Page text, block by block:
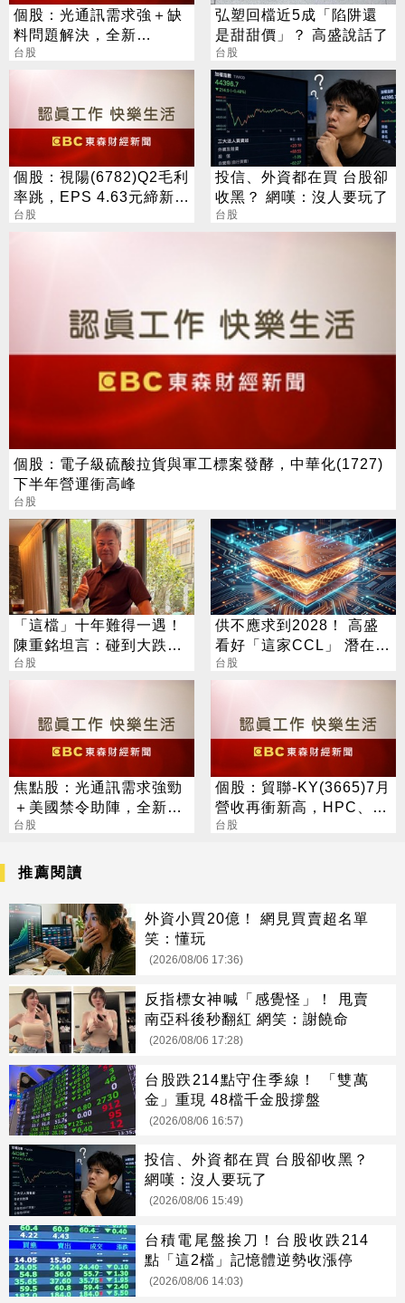
個股：光通訊需求強＋缺
料問題解決，全新
(2455)7月營收創高、重
台股
弘塑回檔近5成「陷阱還
是甜甜價」？ 高盛說話了
台股
個股：視陽(6782)Q2毛利
率跳，EPS 4.63元締新
猷，本季營運續看旺
台股
投信、外資都在買 台股卻
收黑？ 網嘆：沒人要玩了
台股
個股：電子級硫酸拉貨與軍工標案發酵，中華化(1727)
下半年營運衝高峰
台股
「這檔」十年難得一遇！
陳重銘坦言：碰到大跌就
買進
台股
供不應求到2028！ 高盛
看好「這家CCL」 潛在漲
幅171%
台股
焦點股：光通訊需求強勁
＋美國禁令助陣，全新H2
營運看俏，營收逐季攀升
台股
個股：貿聯-KY(3665)7月
營收再衝新高，HPC、半
導體挹注長期成長動能
台股
推薦閱讀
外資小買20億！ 網見買賣超名單
笑：懂玩
(2026/08/06 17:36)
反指標女神喊「感覺怪」！ 甩賣
南亞科後秒翻紅 網笑：謝饒命
(2026/08/06 17:28)
台股跌214點守住季線！ 「雙萬
金」重現 48檔千金股撐盤
(2026/08/06 16:57)
投信、外資都在買 台股卻收黑？
網嘆：沒人要玩了
(2026/08/06 15:49)
台積電尾盤挨刀！台股收跌214
點「這2檔」記憶體逆勢收漲停
(2026/08/06 14:03)